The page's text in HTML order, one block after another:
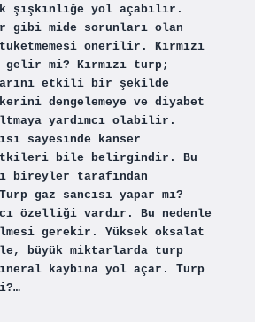
şişkinliğe yol açabilir.
gibi mide sorunları olan
önerilir. Kırmızı
mi? Kırmızı turp;
etkili bir şekilde
dengelemeye ve diyabet
yardımcı olabilir.
sayesinde kanser
etkileri bile belirgindir. Bu
bireyler tarafından
gaz sancısı yapar mı?
özelliği vardır. Bu nedenle
gerekir. Yüksek oksalat
büyük miktarlarda turp
kaybına yol açar. Turp